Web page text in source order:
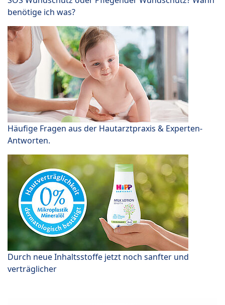
benötige ich was?
Häufige Fragen aus der Hautarztpraxis & Experten-
Antworten.
Durch neue Inhaltsstoffe jetzt noch sanfter und
verträglicher